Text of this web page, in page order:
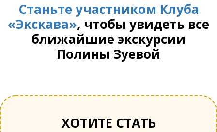
Станьте участником Клуба
«Экскава», чтобы увидеть все
ближайшие экскурсии
Полины Зуевой
ХОТИТЕ СТАТЬ